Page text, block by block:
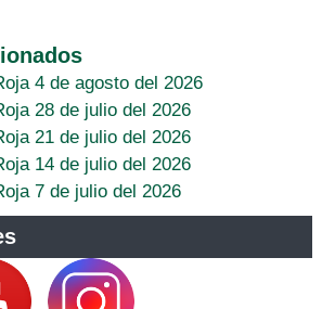
4 de agosto del 2026
28 de julio del 2026
21 de julio del 2026
14 de julio del 2026
7 de julio del 2026